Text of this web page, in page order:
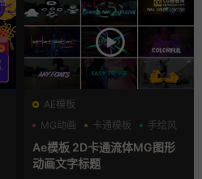
AE模板
MG动画
卡通模板 手绘风
Ae模板 2D卡通流体MG图形
动画文字标题